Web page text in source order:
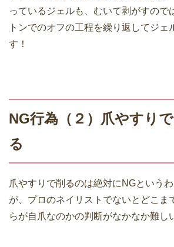
っているジェルも、むいて剥がすので
トンでのオフの工程を繰り返してジェ
す！
NG行為（２）爪やすり
る
爪やすりで削るのは絶対にNGという
が、プロのネイリストでないとどこま
らが自爪なのかの判断がなかなか難し